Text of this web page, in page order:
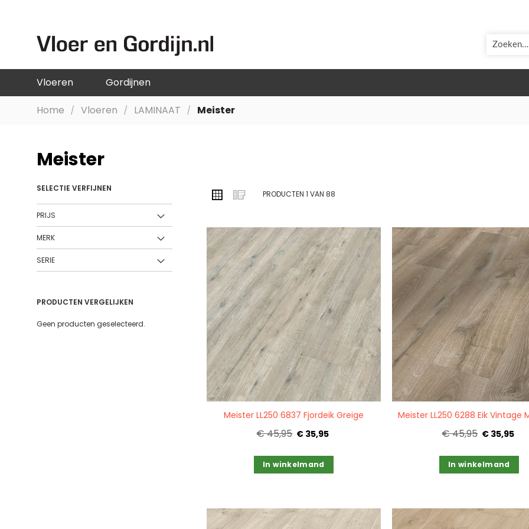
DE
INHOUD
Vloeren Gordijnen
Home Vloeren LAMINAAT Meister
Meister
TONEN
ALS
Foto-
LijstPRODUCTEN 1 VAN 88
Meister LL250 6837 Fjordeik Greige
€ 45,95 € 35,95
Quickview
In winkelmand
€ 45,95 € 35,95
Quickview
In winkelmand
SELECTIE VERFIJNEN
PRIJS
MERK
SERIE
PRODUCTEN VERGELIJKEN
Geen producten geselecteerd.